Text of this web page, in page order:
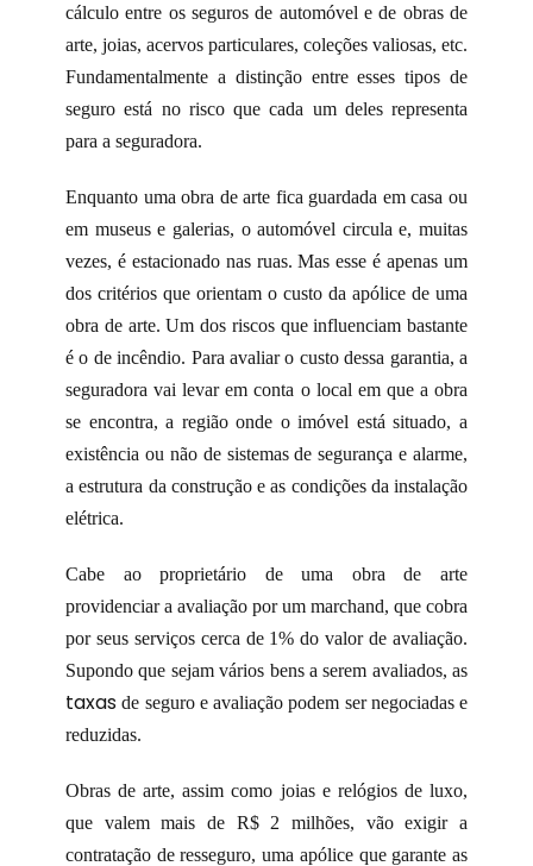
cálculo entre os seguros de automóvel e de obras de
arte, joias, acervos particulares, coleções valiosas, etc.
Fundamentalmente a distinção entre esses tipos de
seguro está no risco que cada um deles representa
para a seguradora.
Enquanto uma obra de arte fica guardada em casa ou
em museus e galerias, o automóvel circula e, muitas
vezes, é estacionado nas ruas. Mas esse é apenas um
dos critérios que orientam o custo da apólice de uma
obra de arte. Um dos riscos que influenciam bastante
é o de incêndio. Para avaliar o custo dessa garantia, a
seguradora vai levar em conta o local em que a obra
se encontra, a região onde o imóvel está situado, a
existência ou não de sistemas de segurança e alarme,
a estrutura da construção e as condições da instalação
elétrica.
Cabe ao proprietário de uma obra de arte
providenciar a avaliação por um marchand, que cobra
por seus serviços cerca de 1% do valor de avaliação.
Supondo que sejam vários bens a serem avaliados, as
taxas de seguro e avaliação podem ser negociadas e
reduzidas.
Obras de arte, assim como joias e relógios de luxo,
que valem mais de R$ 2 milhões, vão exigir a
contratação de resseguro, uma apólice que garante as